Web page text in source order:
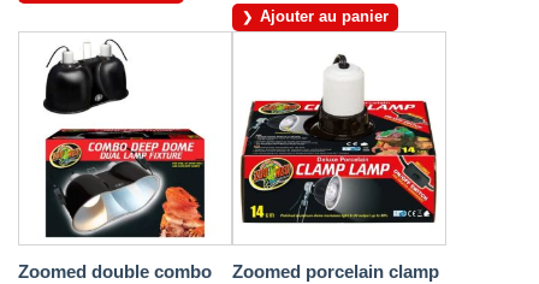
Ajouter au panier
Zoomed double combo
Zoomed porcelain clamp